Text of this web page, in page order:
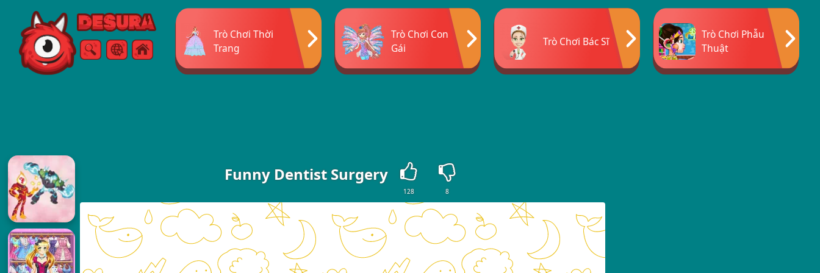
Free Online Games
Tìm kiếmThực đơn
Trò Chơi Thời
Trang
Trò Chơi Con
Gái
Trò Chơi Bác Sĩ
Trò Chơi Phẫu
Thuật
Funny Dentist Surgery
128 8